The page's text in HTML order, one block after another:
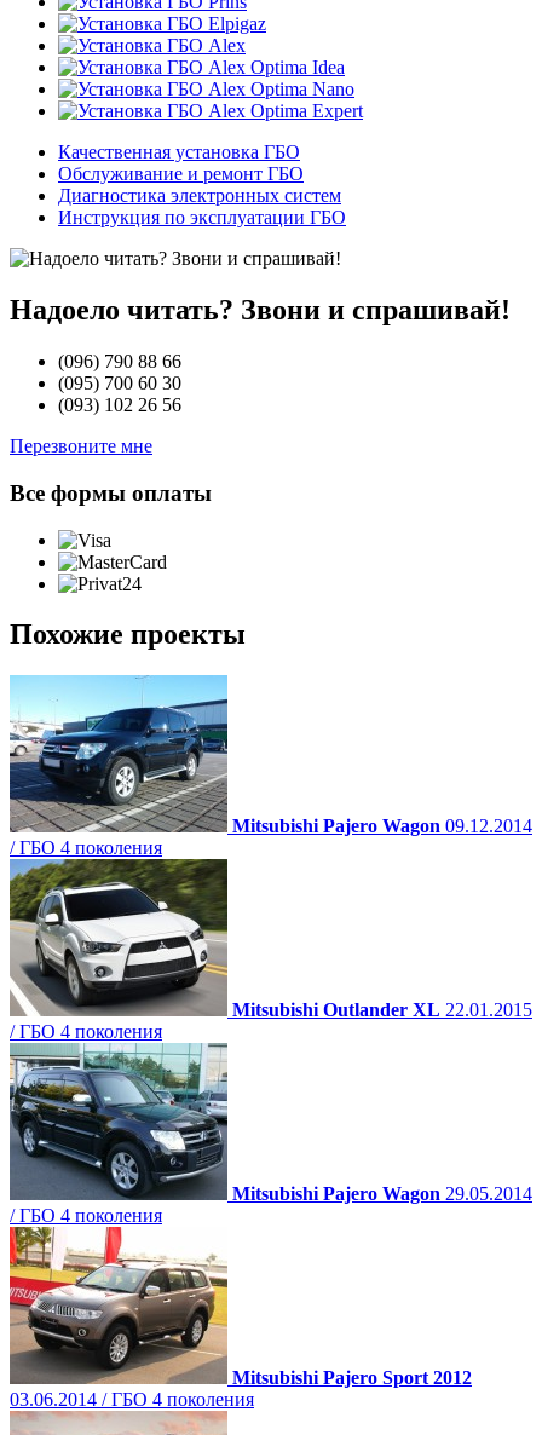
Качественная установка ГБО
Обслуживание и ремонт ГБО
Диагностика электронных систем
Инструкция по эксплуатации ГБО
Надоело читать? Звони и спрашивай!
(096) 790 88 66
(095) 700 60 30
(093) 102 26 56
Перезвоните мне
Все формы оплаты
Похожие проекты
Mitsubishi Pajero Wagon 09.12.2014
/ ГБО 4 поколения
Mitsubishi Outlander XL 22.01.2015
/ ГБО 4 поколения
Mitsubishi Pajero Wagon 29.05.2014
/ ГБО 4 поколения
Mitsubishi Pajero Sport 2012
03.06.2014 / ГБО 4 поколения